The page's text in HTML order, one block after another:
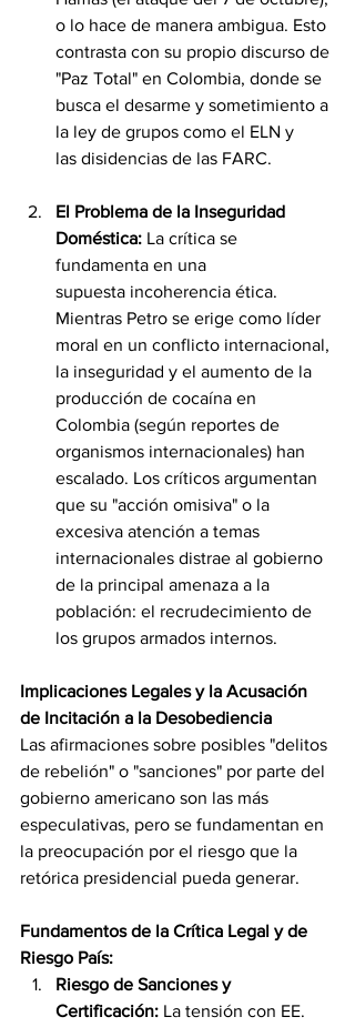
o lo hace de manera ambigua. Esto
contrasta con su propio discurso de
"Paz Total" en Colombia, donde se
busca el desarme y sometimiento a
la ley de grupos como el ELN y
las disidencias de las FARC.
El Problema de la Inseguridad
Doméstica: La crítica se
fundamenta en una
supuesta incoherencia ética.
Mientras Petro se erige como líder
moral en un conflicto internacional,
la inseguridad y el aumento de la
producción de cocaína en
Colombia (según reportes de
organismos internacionales) han
escalado. Los críticos argumentan
que su "acción omisiva" o la
excesiva atención a temas
internacionales distrae al gobierno
de la principal amenaza a la
población: el recrudecimiento de
los grupos armados internos.
Implicaciones Legales y la Acusación
de Incitación a la Desobediencia
Las afirmaciones sobre posibles "delitos
de rebelión" o "sanciones" por parte del
gobierno americano son las más
especulativas, pero se fundamentan en
la preocupación por el riesgo que la
retórica presidencial pueda generar.
Fundamentos de la Crítica Legal y de
Riesgo País:
Riesgo de Sanciones y
Certificación: La tensión con EE.